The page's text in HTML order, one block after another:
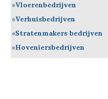
Vloerenbedrijven
Verhuisbedrijven
Stratenmakers bedrijven
Hoveniersbedrijven